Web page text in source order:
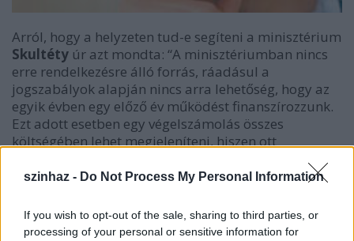
szinhaz - Do Not Process My Personal Information
If you wish to opt-out of the sale, sharing to third parties, or
processing of your personal or sensitive information for
Arról, hogy a helyzeten tud-e segíteni a minisztérium
Skultéty úr azt mondta: “A minisztériumban nincs
erre rendelkezésre álló forrás, ráadásul a
jogszabályok alapján nincs arra lehetőség, hogy az
egyik évben egy előző év működést finanszírozzunk.
Ezt adott esetben egy végelszámolás összes
költségében lehet megjeleníteni, hiszen ott
követelésként szerepel a dolgozók részéről ennek a
végelszámolási költségnek keressük a tárcán kívüli
tárcával is egyeztetni fogunk a következő napokban
ez ügyben” – magyaráztaSkultéty László.